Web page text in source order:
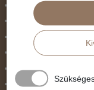
Belépőjegy
Egyéni út
Egzotikus út
Fesztiválok
Golfút
Gyalogtúra